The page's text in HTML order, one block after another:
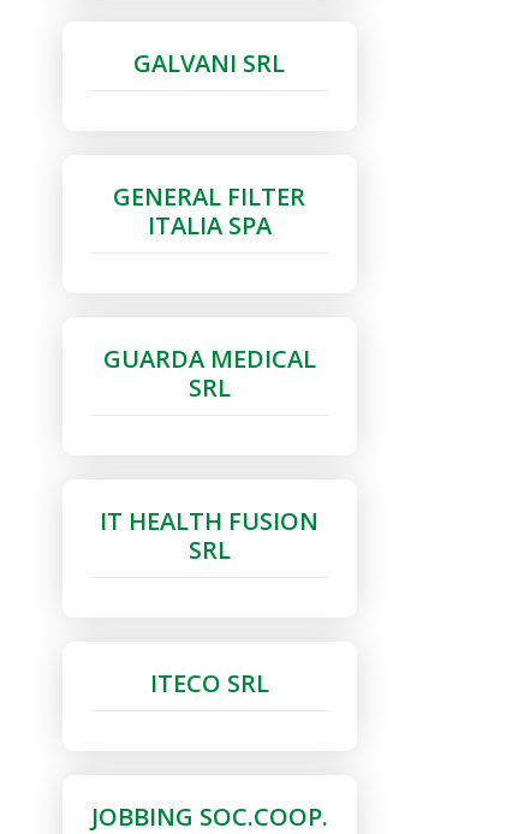
GALVANI SRL
GENERAL FILTER
ITALIA SPA
GUARDA MEDICAL
SRL
IT HEALTH FUSION
SRL
ITECO SRL
JOBBING SOC.COOP.